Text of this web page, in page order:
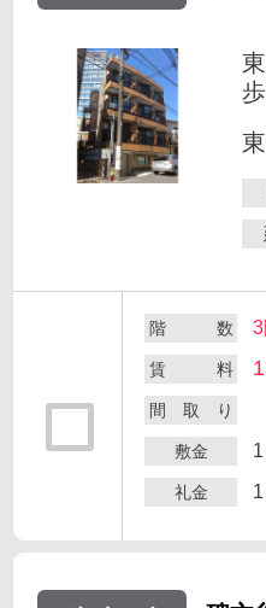
階 数
賃 料
間 取 り
敷金
礼金